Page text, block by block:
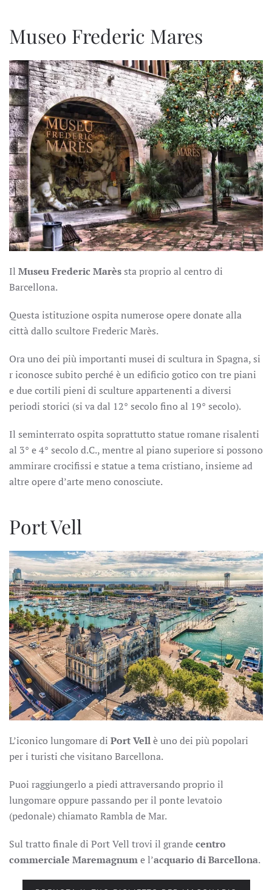
Museo Frederic Mares
Il Museu Frederic Marès sta proprio al centro di
Barcellona.
Questa istituzione ospita numerose opere donate alla
città dallo scultore Frederic Marès.
Ora uno dei più importanti musei di scultura in Spagna, si
r iconosce subito perché è un edificio gotico con tre piani
e due cortili pieni di sculture appartenenti a diversi
periodi storici (si va dal 12° secolo fino al 19° secolo).
Il seminterrato ospita soprattutto statue romane risalenti
al 3° e 4° secolo d.C., mentre al piano superiore si possono
ammirare crocifissi e statue a tema cristiano, insieme ad
altre opere d’arte meno conosciute.
Port Vell
L’iconico lungomare di Port Vellè uno dei più popolari
per i turisti che visitano Barcellona.
Puoi raggiungerlo a piedi attraversando proprio il
lungomare oppure passando per il ponte levatoio
(pedonale) chiamato Rambla de Mar.
Sul tratto finale di Port Vell trovi il grandecentro
commerciale Maremagnume l’acquario di Barcellona.